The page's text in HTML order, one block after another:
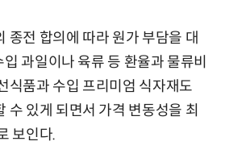
종전 합의에 따라 원가 부담을 대
과일이나 육류 등 환율과 물류비
식품과 수입 프리미엄 식자재도
수 있게 되면서 가격 변동성을 최
보인다.